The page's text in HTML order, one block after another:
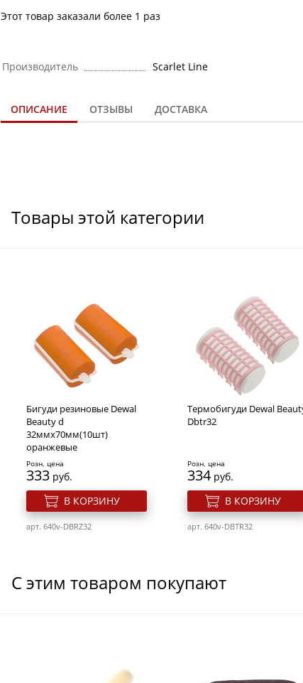
Этот товар заказали более 1 раз
Производитель Scarlet Line
ОПИСАНИЕ ОТЗЫВЫ ДОСТАВКА
Товары этой категории
Бигуди резиновые Dewal
Beauty d
32ммx70мм(10шт)
оранжевые
Розн. цена
333 руб.
В КОРЗИНУ
арт. 640v-DBRZ32
Термобигуди Dewal
Dbtr32
Розн. цена
334 руб.
В КОРЗИНУ
арт. 640v-DBTR32
С этим товаром покупают